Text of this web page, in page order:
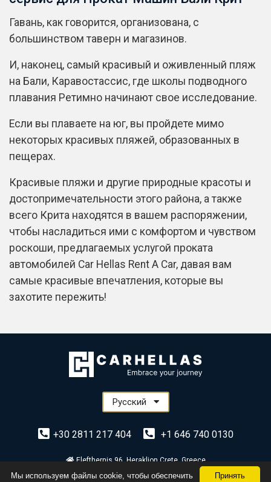
Гавань, как говорится, организована, с
большинством таверн и магазинов.
И, наконец, самый красивый и оживленный пляж
на Бали, Каравостассис, где школы подводного
плавания Ретимно начинают свое исследование.
Если вы плаваете на юг, вы пройдете мимо
некоторых красивых пляжей, образованных в
пещерах.
Красивые пляжи и другие природные красоты и
достопримечательности этого района, а также
всего Крита находятся в вашем распоряжении,
чтобы насладиться ими с комфортом и чувством
роскоши, предлагаемых услугой проката
автомобилей Car Hellas Rent A Car, давая вам
самые красивые впечатления, которые вы
захотите пережить!
Русский
+30 2811 217 404 +1 646 740 0130
Elefthernis 96, Heraklion Crete, Greece
© 2026 - Car Hellas Rent a Car Crete
Принять
Мы используем файлы cookie, чтобы обеспечить